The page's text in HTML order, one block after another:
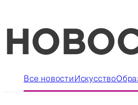
Все новости Искусство